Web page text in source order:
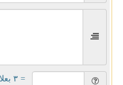
= ۳ بعلاوه ۳